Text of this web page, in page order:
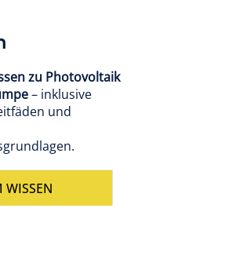
zu Photovoltaik
– inklusive
und
WISSEN